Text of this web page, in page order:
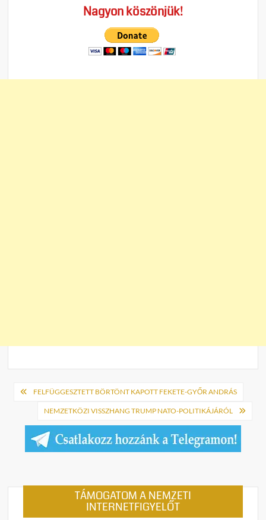
Nagyon köszönjük!
Bejegyzés
navigáció
FELFÜGGESZTETT BÖRTÖNT KAPOTT FEKETE-GYŐR ANDRÁS
NEMZETKÖZI VISSZHANG TRUMP NATO-POLITIKÁJÁRÓL
TÁMOGATOM A NEMZETI
INTERNETFIGYELŐT